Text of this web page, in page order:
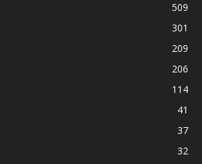
509
301
209
206
114
41
37
32